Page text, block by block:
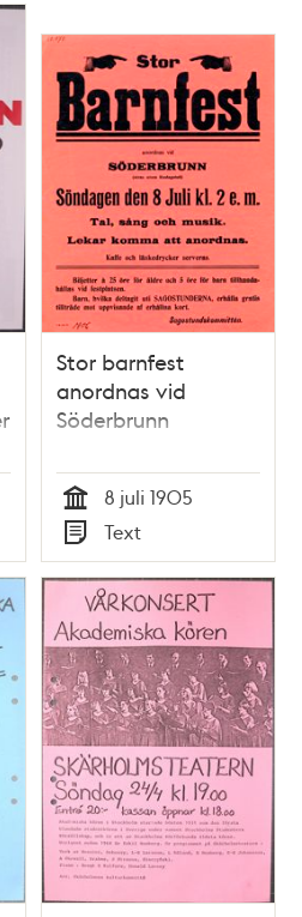
Stor barnfest
anordnas vid
Söderbrunn
Tid
8 juli 1905
Typ
Text